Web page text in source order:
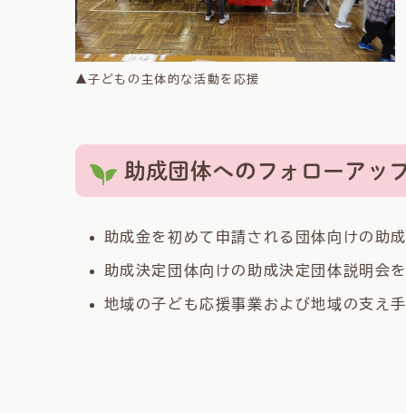
▲子どもの主体的な活動を応援
助成団体へのフォローアッ
助成金を初めて申請される団体向けの助
助成決定団体向けの助成決定団体説明会
地域の子ども応援事業および地域の支え